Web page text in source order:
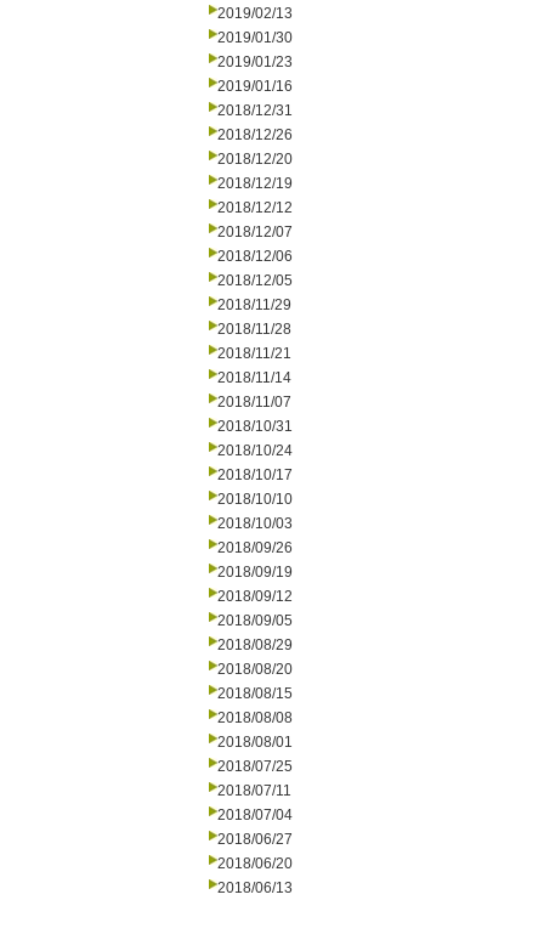
2019/02/13
2019/01/30
2019/01/23
2019/01/16
2018/12/31
2018/12/26
2018/12/20
2018/12/19
2018/12/12
2018/12/07
2018/12/06
2018/12/05
2018/11/29
2018/11/28
2018/11/21
2018/11/14
2018/11/07
2018/10/31
2018/10/24
2018/10/17
2018/10/10
2018/10/03
2018/09/26
2018/09/19
2018/09/12
2018/09/05
2018/08/29
2018/08/20
2018/08/15
2018/08/08
2018/08/01
2018/07/25
2018/07/11
2018/07/04
2018/06/27
2018/06/20
2018/06/13